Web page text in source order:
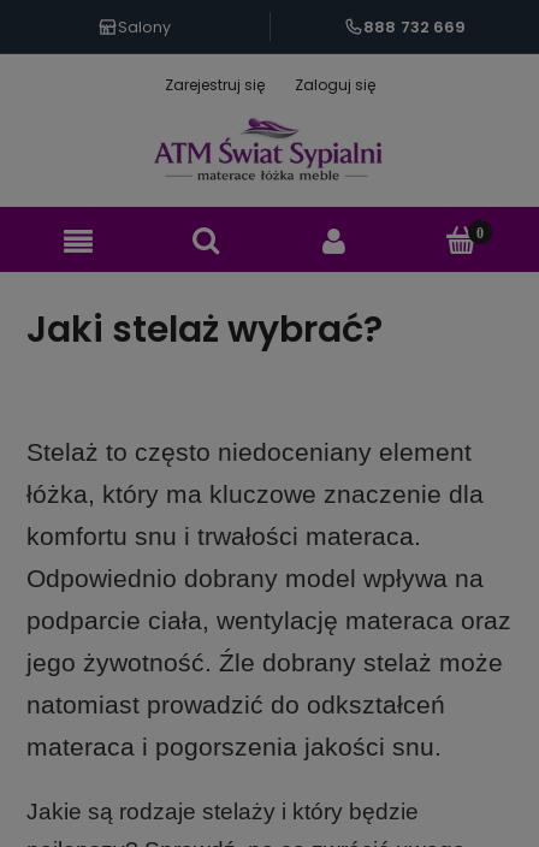
Salony 888 732 669
Zarejestruj się Zaloguj się
Jaki stelaż wybrać?
Stelaż to często niedoceniany element
łóżka, który ma kluczowe znaczenie dla
komfortu snu i trwałości materaca.
Odpowiednio dobrany model wpływa na
podparcie ciała, wentylację materaca oraz
jego żywotność. Źle dobrany stelaż może
natomiast prowadzić do odkształceń
materaca i pogorszenia jakości snu.
Jakie są rodzaje stelaży i który będzie